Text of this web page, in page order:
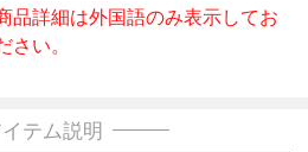
品詳細は外国語のみ表示してお
い。
テム説明